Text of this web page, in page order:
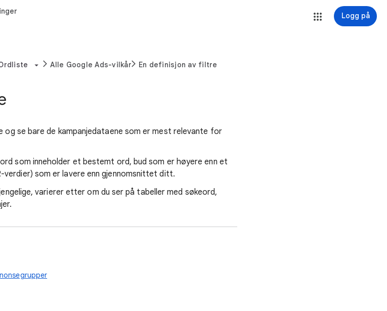
Logg på
Alle Google Ads-vilkår En definisjon av filtre
og se bare de kampanjedataene som er mest relevante for
som inneholder et bestemt ord, bud som er høyere enn et
verdier) som er lavere enn gjennomsnittet ditt.
varierer etter om du ser på tabeller med søkeord,